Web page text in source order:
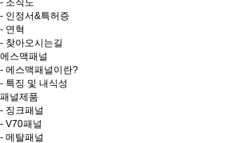
- 조직도
- 인정서&특허증
- 연혁
- 찾아오시는길
에스맥패널
- 에스맥패널이란?
- 특징 및 내식성
패널제품
- 징크패널
- V70패널
- 메탈패널